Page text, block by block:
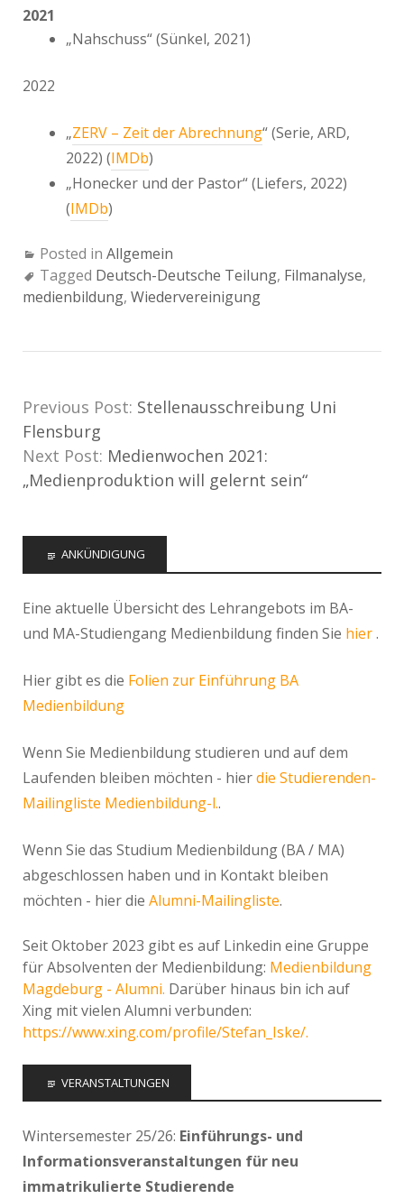
2021
„Nahschuss“ (Sünkel, 2021)
2022
„ZERV – Zeit der Abrechnung“ (Serie, ARD,
2022) (IMDb)
„Honecker und der Pastor“ (Liefers, 2022)
(IMDb)
Posted in Allgemein
Tagged Deutsch-Deutsche Teilung, Filmanalyse,
medienbildung, Wiedervereinigung
Previous Post: Stellenausschreibung Uni
Flensburg
Next Post: Medienwochen 2021:
„Medienproduktion will gelernt sein“
ANKÜNDIGUNG
Eine aktuelle Übersicht des Lehrangebots im BA-
und MA-Studiengang Medienbildung finden Sie hier.
Hier gibt es die Folien zur Einführung BA
Medienbildung
Wenn Sie Medienbildung studieren und auf dem
Laufenden bleiben möchten - hierdie Studierenden-
Mailingliste Medienbildung-l..
Wenn Sie das Studium Medienbildung (BA / MA)
abgeschlossen haben und in Kontakt bleiben
möchten - hier die Alumni-Mailingliste.
Seit Oktober 2023 gibt es auf Linkedin eine Gruppe
für Absolventen der Medienbildung: Medienbildung
Magdeburg - Alumni. Darüber hinaus bin ich auf
Xing mit vielen Alumni verbunden:
https://www.xing.com/profile/Stefan_Iske/.
VERANSTALTUNGEN
Wintersemester 25/26: Einführungs- und
Informationsveranstaltungen für neu
immatrikulierte Studierende